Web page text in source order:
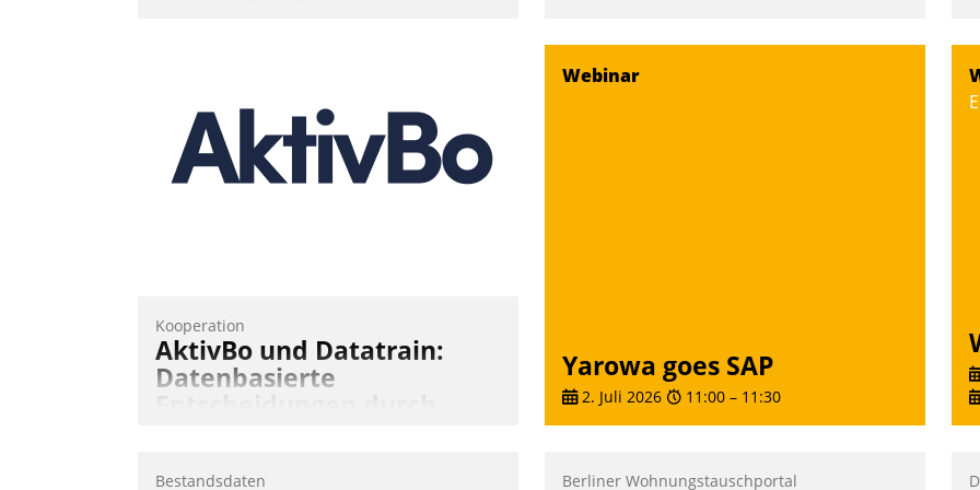
einsehen und ändern oder
Schadensmeldungen abgeben – rund um
die Uhr.
Kooperation
AktivBo und Datatrain:
Datenbasierte
Webinar
Yarowa goes SAP
2. Juli 2026 11:00 – 11:30
Bestandsdaten Berliner Wohnungstauschportal